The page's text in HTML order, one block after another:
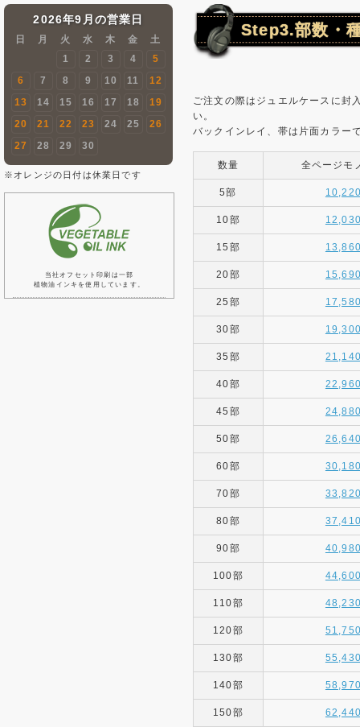
2026年9月の営業日
日 月 火 水 木 金
土
1
2 3 4
5
6
7 8 9 10 11
12
13
14 15 16 17 18
19
20
21 22 23 24 25
26
27
28 29 30
※オレンジの日付は休業日です
当社オフセット印刷は一部
植物油インキを使用しています。
Step3.部数・
ご注文の際はジュエルケースに封
い。
バックインレイ、帯は片面カラー
数量 全ページモ
5部
10部
15部
20部
25部
30部
35部
40部
45部
50部
60部
70部
80部
90部
100部
110部
120部
130部
140部
150部